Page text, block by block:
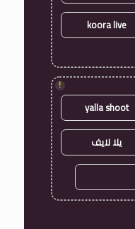
koora live
!
yalla shoot
يلا لايف